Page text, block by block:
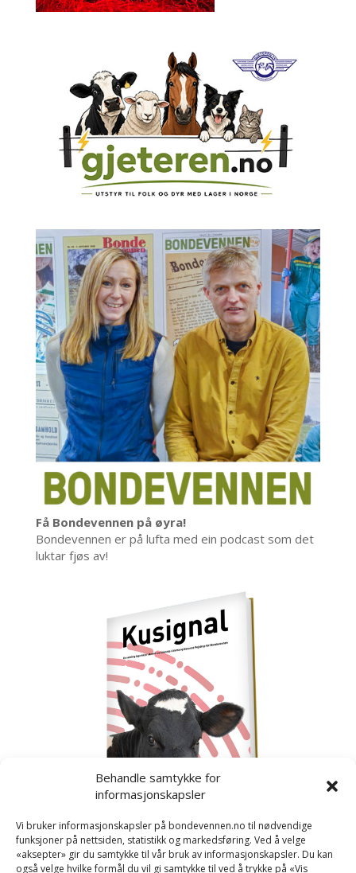
Behandle samtykke for
informasjonskapsler
Vi bruker informasjonskapsler på bondevennen.no til nødvendige
funksjoner på nettsiden, statistikk og markedsføring. Ved å velge
«aksepter» gir du samtykke til vår bruk av informasjonskapsler. Du kan
også velge hvilke formål du vil gi samtykke til ved å trykke på «Vis
Få Bondevennen på øyra!
Bondevennen er på lufta med ein podcast som det
luktar fjøs av!